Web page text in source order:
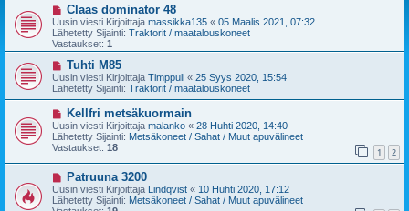
U
u
s
i
v
s
t
Claas dominator 48
Uusin viesti Kirjoittaja massikka135 « 05 Maalis 2021, 07:32
Lähetetty Sijainti: Traktorit / maatalouskoneet
Vastaukset: 1
U
u
s
i
v
e
s
t
i
Tuhti M85
Uusin viesti Kirjoittaja Timppuli « 25 Syys 2020, 15:54
Lähetetty Sijainti: Traktorit / maatalouskoneet
U
u
s
i
v
i
s
t
i
Kellfri metsäkuormain
Uusin viesti Kirjoittaja malanko « 28 Huhti 2020, 14:40
Lähetetty Sijainti: Metsäkoneet / Sahat / Muut apuvälineet
Vastaukset: 18 1 2
U
u
s
i
Patruuna 3200
Uusin viesti Kirjoittaja Lindqvist « 10 Huhti 2020, 17:12
Lähetetty Sijainti: Metsäkoneet / Sahat / Muut apuvälineet